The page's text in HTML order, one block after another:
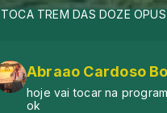
TOCA TREM DAS DOZE OPUS
Abraao Cardoso
hoje vai tocar na
ok